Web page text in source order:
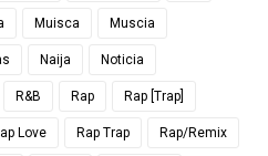
Muisca Muscia
Naija Noticia
R&B Rap Rap [Trap]
Love Rap Trap Rap/Remix